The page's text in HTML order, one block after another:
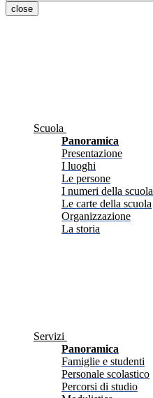
close
Scuola
Panoramica
Presentazione
I luoghi
Le persone
I numeri della scuola
Le carte della scuola
Organizzazione
La storia
Servizi
Panoramica
Famiglie e studenti
Personale scolastico
Percorsi di studio